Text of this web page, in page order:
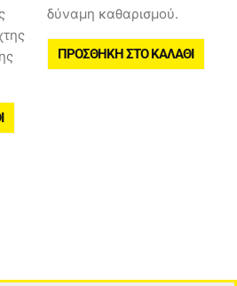
δύναμη καθαρισμού.
ΠΡΟΣΘΉΚΗ ΣΤΟ ΚΑΛΆΘΙ